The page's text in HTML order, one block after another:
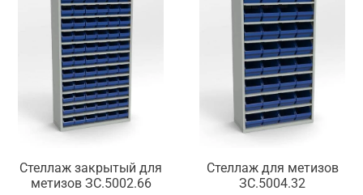
Стеллаж закрытый для
метизов ЗС.5002.66
Стеллаж для метизов
ЗС.5004.32